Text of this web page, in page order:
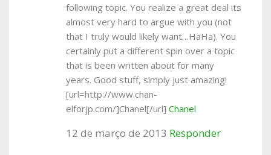
following topic. You realize a great deal its
almost very hard to argue with you (not
that I truly would likely want…HaHa). You
certainly put a different spin over a topic
that is been written about for many
years. Good stuff, simply just amazing!
[url=http://www.chan-
elforjp.com/]Chanel[/url] Chanel
12 de março de 2013 Responder